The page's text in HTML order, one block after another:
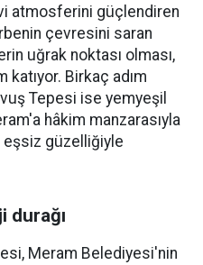
atmosferini güçlendiren
çevresini saran
uğrak noktası olması,
katıyor. Birkaç adım
Tepesi ise yemyeşil
hâkim manzarasıyla
eşsiz güzelliğiyle
durağı
Meram Belediyesi'nin